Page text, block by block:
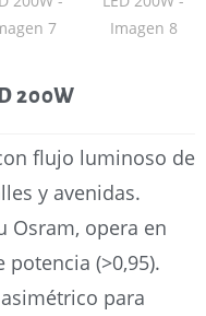
200W
flujo luminoso de
y avenidas.
Osram, opera en
potencia (>0,95).
para